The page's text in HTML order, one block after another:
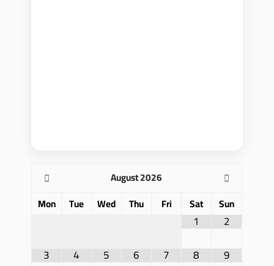
August2026
Mon
Tue Wed Thu Fri Sat Sun
1
2
3
4 5 6 7 8
9